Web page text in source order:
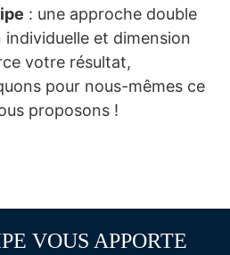
: une approche double
et dimension
votre résultat,
pour nous-mêmes ce
proposons !
VOUS APPORTE